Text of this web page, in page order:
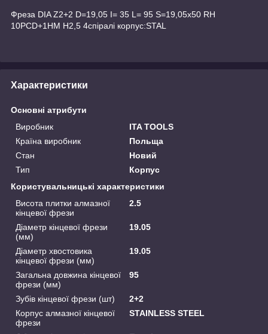
Фреза DIA Z2+2 D=19,05 I= 35 L= 95 S=19,05x50 RH
10PCD+1HM H2,5 4спіралі корпус:STAL
Характеристики
Основні атрибути
Виробник
ITA TOOLS
Країна виробник
Польща
Стан
Новий
Тип
Корпус
Користувальницькі характеристики
Висота плитки алмазної
кінцевої фрези
2.5
Діаметр кінцевої фрези
(мм)
19.05
Діаметр хвостовика
кінцевої фрези (мм)
19.05
Загальна довжина кінцевої
фрези (мм)
95
Зубів кінцевої фрези (шт)
2+2
Корпус алмазної кінцевої
фрези
STAINLESS STEEL